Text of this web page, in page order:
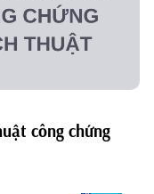
công chứng